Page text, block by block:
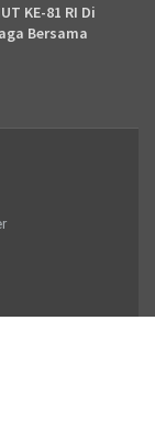
KE-81 RI Di
Bersama